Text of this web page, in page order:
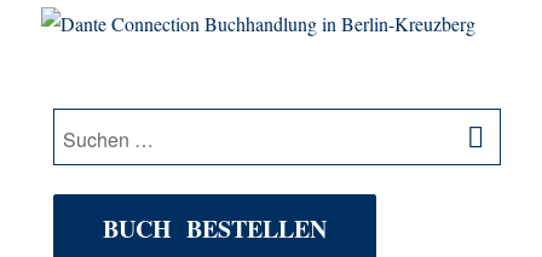
Dante Connection Buchhandlung in
Suche
nach:
BUCH BESTELLEN